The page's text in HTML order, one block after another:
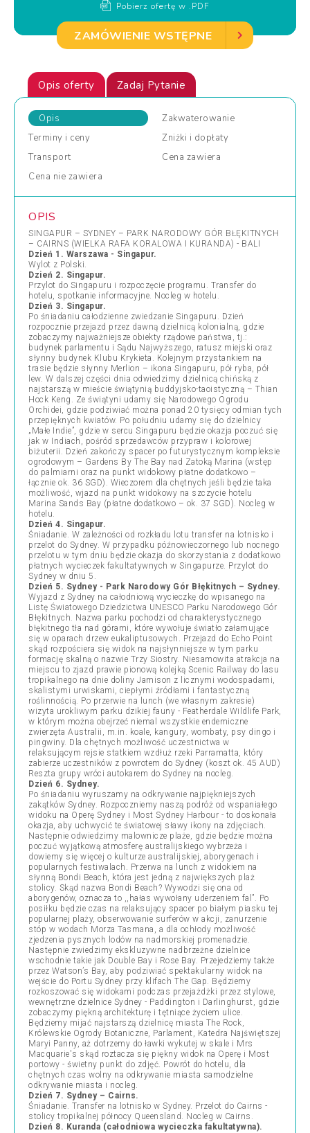
Pobierz ofertę w .PDF
ZAMÓWIENIE WSTĘPNE
Opis oferty Zadaj Pytanie
Opis
Zakwaterowanie
Terminy i ceny Zniżki i dopłaty
Transport
Cena zawiera
Cena nie zawiera
OPIS
SINGAPUR – SYDNEY – PARK NARODOWY GÓR BŁĘKITNYCH
– CAIRNS (WIELKA RAFA KORALOWA I KURANDA) - BALI
Dzień 1. Warszawa - Singapur.
Wylot z Polski.
Dzień 2. Singapur.
Przylot do Singapuru i rozpoczęcie programu. Transfer do
hotelu, spotkanie informacyjne. Nocleg w hotelu.
Dzień 3. Singapur.
Po śniadaniu całodzienne zwiedzanie Singapuru. Dzień
rozpocznie przejazd przez dawną dzielnicą kolonialną, gdzie
zobaczymy najważniejsze obiekty rządowe państwa, tj.:
budynek parlamentu i Sądu Najwyższego, ratusz miejski oraz
słynny budynek Klubu Krykieta. Kolejnym przystankiem na
trasie będzie słynny Merlion – ikona Singapuru, pół ryba, pół
lew. W dalszej części dnia odwiedzimy dzielnicą chińską z
najstarszą w mieście świątynią buddyjsko-taoistyczną – Thian
Hock Keng. Ze świątyni udamy się Narodowego Ogrodu
Orchidei, gdzie podziwiać można ponad 20 tysięcy odmian tych
przepięknych kwiatów. Po południu udamy się do dzielnicy
„Małe Indie”, gdzie w sercu Singapuru będzie okazja poczuć się
jak w Indiach, pośród sprzedawców przypraw i kolorowej
biżuterii. Dzień zakończy spacer po futurystycznym kompleksie
ogrodowym – Gardens By The Bay nad Zatoką Marina (wstęp
do palmiarni oraz na punkt widokowy płatne dodatkowo –
łącznie ok. 36 SGD). Wieczorem dla chętnych jeśli będzie taka
możliwość, wjazd na punkt widokowy na szczycie hotelu
Marina Sands Bay (płatne dodatkowo – ok. 37 SGD). Nocleg w
hotelu.
Dzień 4. Singapur.
Śniadanie. W zależności od rozkładu lotu transfer na lotnisko i
przelot do Sydney. W przypadku późnowieczornego lub nocnego
przelotu w tym dniu będzie okazja do skorzystania z dodatkowo
płatnych wycieczek fakultatywnych w Singapurze. Przylot do
Sydney w dniu 5.
Dzień 5. Sydney - Park Narodowy Gór Błękitnych – Sydney.
Wyjazd z Sydney na całodniową wycieczkę do wpisanego na
Listę Światowego Dziedzictwa UNESCO Parku Narodowego Gór
Błękitnych. Nazwa parku pochodzi od charakterystycznego
błękitnego tła nad górami, które wywołuje światło załamujące
się w oparach drzew eukaliptusowych. Przejazd do Echo Point
skąd rozpościera się widok na najsłynniejsze w tym parku
formację skalną o nazwie Trzy Siostry. Niesamowita atrakcja na
miejscu to zjazd prawie pionową kolejką Scenic Railway do lasu
tropikalnego na dnie doliny Jamison z licznymi wodospadami,
skalistymi urwiskami, ciepłymi źródłami i fantastyczną
roślinnością. Po przerwie na lunch (we własnym zakresie)
wizyta urokliwym parku dzikiej fauny - Featherdale Wildlife Park,
w którym można obejrzeć niemal wszystkie endemiczne
zwierzęta Australii, m.in. koale, kangury, wombaty, psy dingo i
pingwiny. Dla chętnych możliwość uczestnictwa w
relaksującym rejsie statkiem wzdłuż rzeki Parramatta, który
zabierze uczestników z powrotem do Sydney (koszt ok. 45 AUD)
Reszta grupy wróci autokarem do Sydney na nocleg.
Dzień 6. Sydney.
Po śniadaniu wyruszamy na odkrywanie najpiękniejszych
zakątków Sydney. Rozpoczniemy naszą podróż od wspaniałego
widoku na Operę Sydney i Most Sydney Harbour - to doskonała
okazja, aby uchwycić te światowej sławy ikony na zdjęciach.
Następnie odwiedzimy malownicze plaże, gdzie będzie można
poczuć wyjątkową atmosferę australijskiego wybrzeża i
dowiemy się więcej o kulturze australijskiej, aborygenach i
popularnych festiwalach. Przerwa na lunch z widokiem na
słynną Bondi Beach, która jest jedną z największych plaż
stolicy. Skąd nazwa Bondi Beach? Wywodzi się ona od
aborygenów, oznacza to ,,hałas wywołany uderzeniem fal”. Po
posiłku będzie czas na relaksujący spacer po białym piasku tej
popularnej plaży, obserwowanie surferów w akcji, zanurzenie
stóp w wodach Morza Tasmana, a dla ochłody możliwość
zjedzenia pysznych lodów na nadmorskiej promenadzie.
Następnie zwiedzimy ekskluzywne nadbrzeżne dzielnice
wschodnie takie jak Double Bay i Rose Bay. Przejedziemy także
przez Watson’s Bay, aby podziwiać spektakularny widok na
wejście do Portu Sydney przy klifach The Gap. Będziemy
rozkoszować się widokami podczas przejażdżki przez stylowe,
wewnętrzne dzielnice Sydney - Paddington i Darlinghurst, gdzie
zobaczymy piękną architekturę i tętniące życiem ulice.
Będziemy mijać najstarszą dzielnicę miasta The Rock,
Królewskie Ogrody Botaniczne, Parlament, Katedra Najświętszej
Maryi Panny, aż dotrzemy do ławki wykutej w skale i Mrs
Macquarie's skąd roztacza się piękny widok na Operę i Most
portowy - świetny punkt do zdjęć. Powrót do hotelu, dla
chętnych czas wolny na odkrywanie miasta samodzielne
odkrywanie miasta i nocleg.
Dzień 7. Sydney – Cairns.
Śniadanie. Transfer na lotnisko w Sydney. Przelot do Cairns -
stolicy tropikalnej północy Queensland. Nocleg w Cairns.
Dzień 8. Kuranda (całodniowa wycieczka fakultatywna).